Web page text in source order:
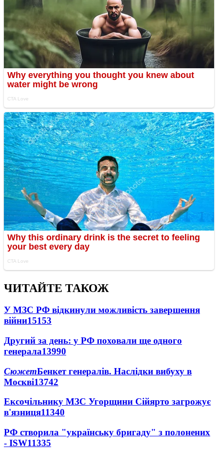
ЧИТАЙТЕ ТАКОЖ
У МЗС РФ відкинули можливість завершення
війни15153
Другий за день: у РФ поховали ще одного
генерала13990
СюжетБенкет генералів. Наслідки вибуху в
Москві13742
Ексочільнику МЗС Угорщини Сійярто загрожує
в'язниця11340
РФ створила "українську бригаду" з полонених
- ISW11335